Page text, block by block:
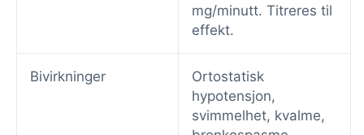
mg/minutt. Titreres til
effekt.
Bivirkninger
Ortostatisk
hypotensjon,
svimmelhet, kvalme,